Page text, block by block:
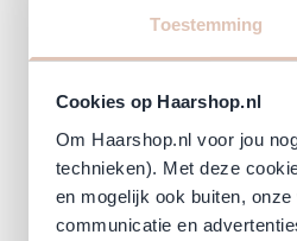
Toestemming
Cookies op Haarshop.nl
Om Haarshop.nl voor jou
technieken). Met deze
en mogelijk ook buiten,
communicatie en